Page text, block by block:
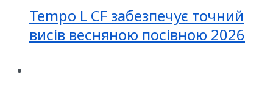
Tempo L CF забезпечує точний
висів весняною посівною 2026